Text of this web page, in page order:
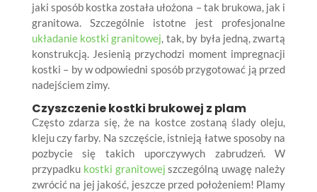
jaki sposób kostka została ułożona – tak brukowa, jak i
granitowa. Szczególnie istotne jest profesjonalne
układanie kostki granitowej, tak, by była jedną, zwartą
konstrukcją. Jesienią przychodzi moment impregnacji
kostki – by w odpowiedni sposób przygotować ją przed
nadejściem zimy.
Czyszczenie kostki brukowej z plam
Często zdarza się, że na kostce zostaną ślady oleju,
kleju czy farby. Na szczęście, istnieją łatwe sposoby na
pozbycie się takich uporczywych zabrudzeń. W
przypadku kostki granitowej szczególną uwagę należy
zwrócić na jej jakość, jeszcze przed położeniem! Plamy